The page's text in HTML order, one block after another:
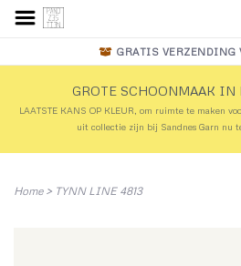
GRATIS VERZENDING
GROTE SCHOONMAAK IN
LAATSTE KANS OP KLEUR, om ruimte te maken
uit collectie zijn bij Sandnes Garn nu
Home> TYNN LINE 4813